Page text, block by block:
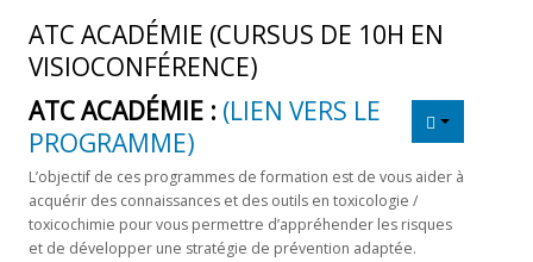
ATC ACADÉMIE (CURSUS DE 10H EN
VISIOCONFÉRENCE)
ATC ACADÉMIE : (LIEN VERS LE
PROGRAMME)
L’objectif de ces programmes de formation est de vous aider à
acquérir des connaissances et des outils en toxicologie /
toxicochimie pour vous permettre d’appréhender les risques
et de développer une stratégie de prévention adaptée.